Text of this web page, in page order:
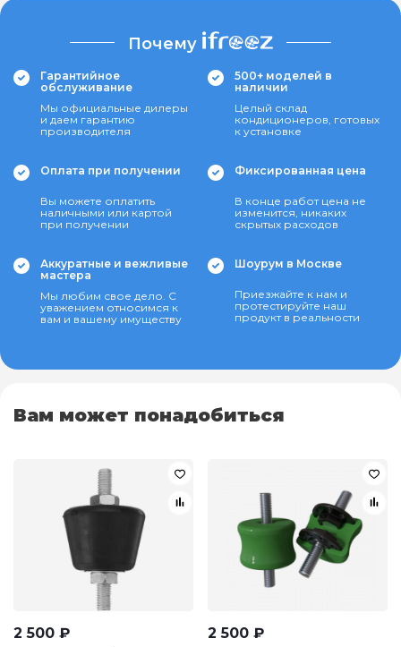
Почему
Гарантийное
обслуживание
Мы официальные дилеры
и даем гарантию
производителя
500+ моделей в
наличии
Целый склад
кондиционеров, готовых
к установке
Оплата при получении
Вы можете оплатить
наличными или картой
при получении
Фиксированная цена
В конце работ цена не
изменится, никаких
скрытых расходов
Аккуратные и вежливые
мастера
Мы любим свое дело. С
уважением относимся к
вам и вашему имуществу
Шоурум в Москве
Приезжайте к нам и
протестируйте наш
продукт в реальности
Вам может понадобиться
2 500 ₽ 2 500 ₽